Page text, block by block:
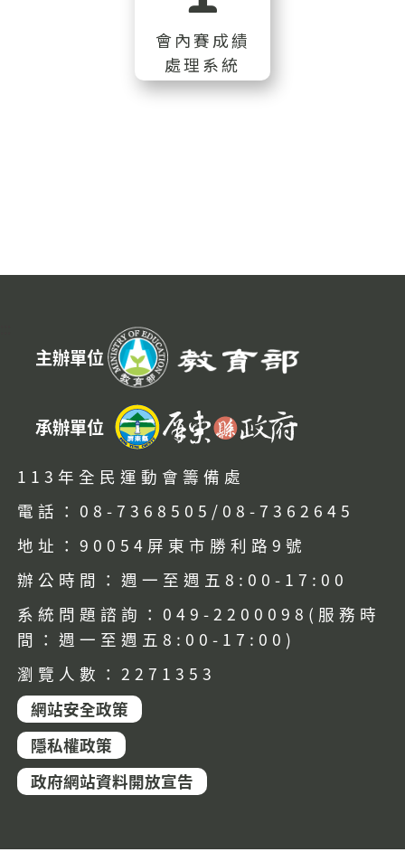
會內賽成績
處理系統
主辦單位
承辦單位
113年全民運動會籌備處
電話：08-7368505/08-7362645
地址：90054屏東市勝利路9號
辦公時間：週一至週五8:00-17:00
系統問題諮詢：049-2200098(服務時
間：週一至週五8:00-17:00)
瀏覽人數：2271353